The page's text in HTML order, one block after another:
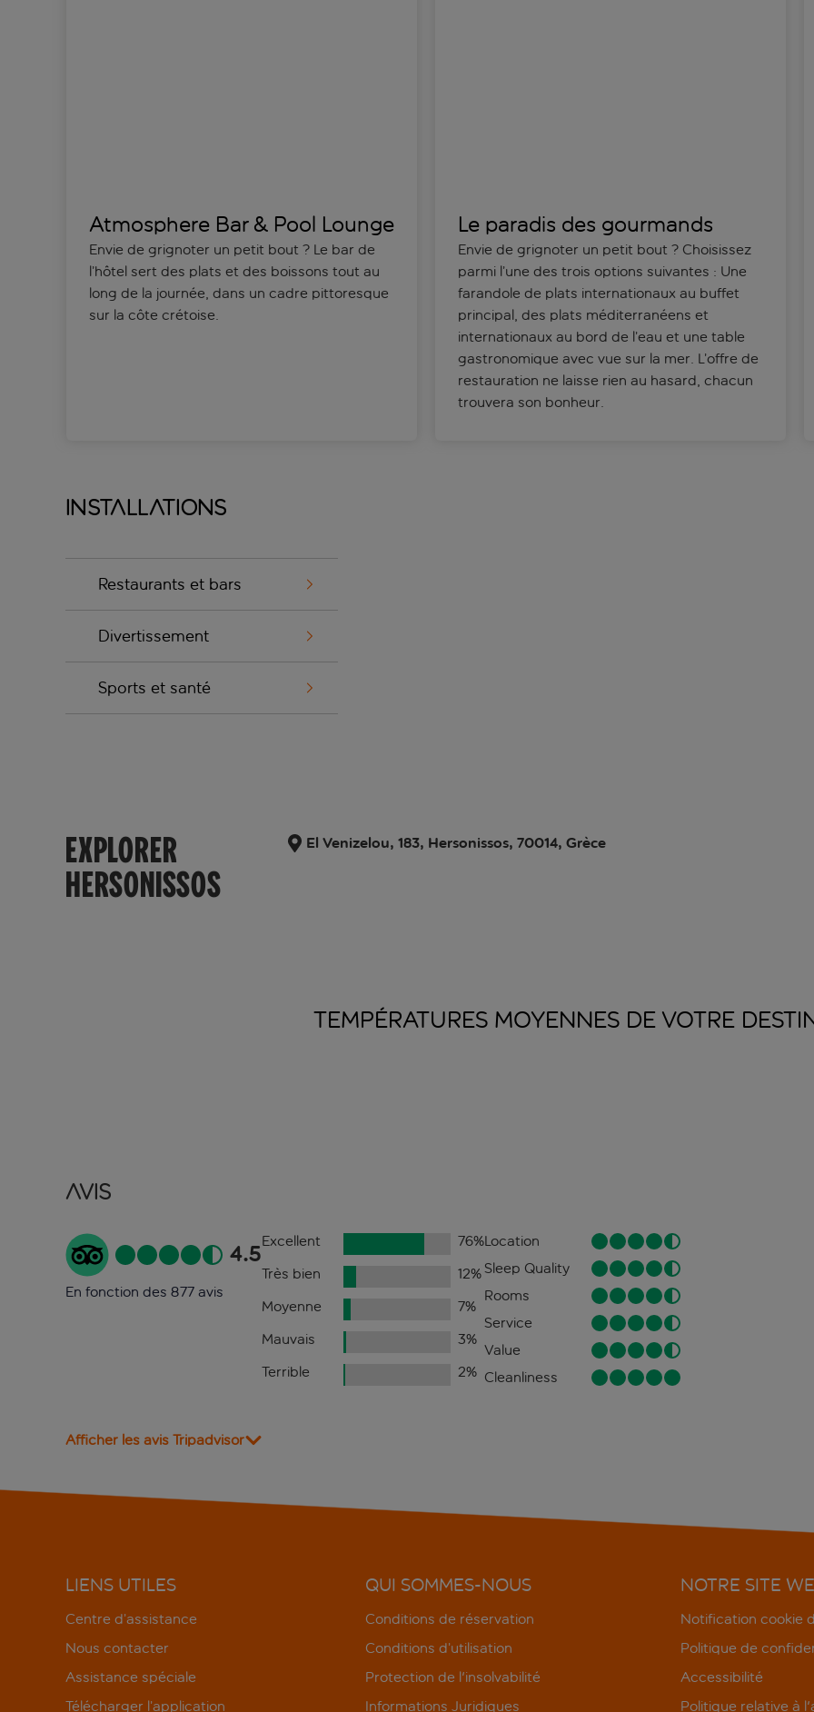
Atmosphere Bar & Pool Lounge
Envie de grignoter un petit bout ? Le bar de
l’hôtel sert des plats et des boissons tout au
long de la journée, dans un cadre pittoresque
sur la côte crétoise.
Le paradis des gourmands
Envie de grignoter un petit bout ? Choisissez
parmi l’une des trois options suivantes : Une
farandole de plats internationaux au buffet
principal, des plats méditerranéens et
internationaux au bord de l’eau et une table
gastronomique avec vue sur la mer. L’offre de
restauration ne laisse rien au hasard, chacun
trouvera son bonheur.
Installations
Restaurants et bars
Divertissement
Sports et santé
EXPLORER
HERSONISSOS
El Venizelou, 183, Hersonissos, 70014, Grèce
TEMPÉRATURES MOYENNES DE VOTRE
Avis
4.5
En fonction des 877 avis
Excellent 76%
Très bien
12%
Moyenne
7%
Mauvais
3%
Terrible
2%
Location
Sleep Quality
Rooms
Service
Value
Cleanliness
Afficher les avis Tripadvisor
LIENS UTILES
Centre d’assistance
Nous contacter
Assistance spéciale
Télécharger l’application
QUI SOMMES-NOUS
Conditions de réservation
Conditions d’utilisation
Protection de l'insolvabilité
Informations Juridiques
NOTRE SITE
Notification cookie
Politique de
Accessibilité
Politique relative à